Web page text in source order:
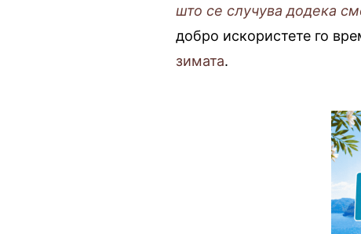
што се случува додека
добро искористете го
зимата.